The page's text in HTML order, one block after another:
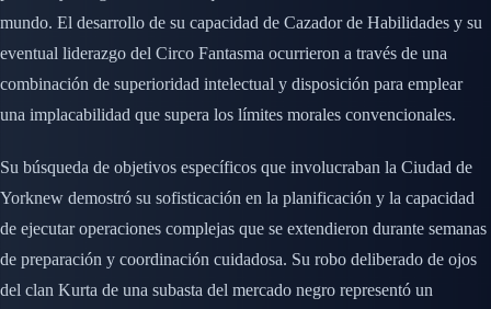
mundo. El desarrollo de su capacidad de Cazador de Habilidades y su
eventual liderazgo del Circo Fantasma ocurrieron a través de una
combinación de superioridad intelectual y disposición para emplear
una implacabilidad que supera los límites morales convencionales.
Su búsqueda de objetivos específicos que involucraban la Ciudad de
Yorknew demostró su sofisticación en la planificación y la capacidad
de ejecutar operaciones complejas que se extendieron durante semanas
de preparación y coordinación cuidadosa. Su robo deliberado de ojos
del clan Kurta de una subasta del mercado negro representó un